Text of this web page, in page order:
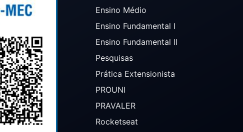
Ensino Médio
Ensino Fundamental I
Ensino Fundamental II
Pesquisas
Prática Extensionista
PROUNI
PRAVALER
Rocketseat